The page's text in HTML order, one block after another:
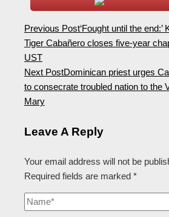
Previous Post‘Fought until the end:’
Tiger Cabañero closes five-year
UST
Next PostDominican priest urges
to consecrate troubled nation to the
Mary
Leave A Reply
Your email address will not be
Required fields are marked *